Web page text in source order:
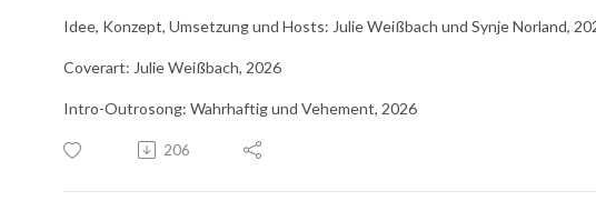
Idee, Konzept, Umsetzung und Hosts: Julie Weißbach und Synje Norland,
Coverart: Julie Weißbach, 2026
Intro-Outrosong: Wahrhaftig und Vehement, 2026
206